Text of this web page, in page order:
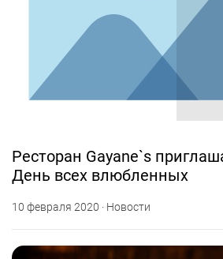
Ресторан Gayane`s
День всех влюбленных
10 февраля 2020 · Новости